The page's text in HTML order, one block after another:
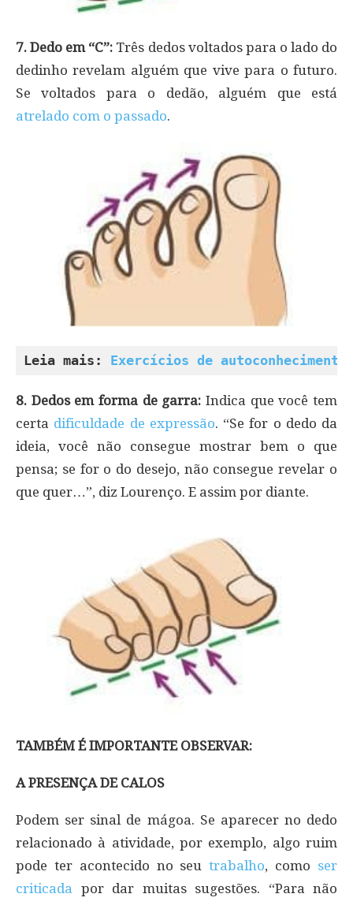
7. Dedo em “C”: Três dedos voltados para o lado do
dedinho revelam alguém que vive para o futuro.
Se voltados para o dedão, alguém que está
atrelado com o passado.
Leia mais: Exercícios de
8. Dedos em forma de garra: Indica que você tem
certa dificuldade de expressão. “Se for o dedo da
ideia, você não consegue mostrar bem o que
pensa; se for o do desejo, não consegue revelar o
que quer…”, diz Lourenço. E assim por diante.
TAMBÉM É IMPORTANTE OBSERVAR:
A PRESENÇA DE CALOS
Podem ser sinal de mágoa. Se aparecer no dedo
relacionado à atividade, por exemplo, algo ruim
pode ter acontecido no seutrabalho, como ser
criticada por dar muitas sugestões. “Para não